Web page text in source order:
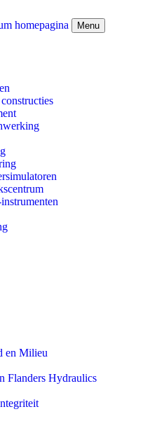
Menu
en Milieu
Flanders Hydraulics